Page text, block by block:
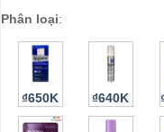
Phân loại:
₫650K ₫640K